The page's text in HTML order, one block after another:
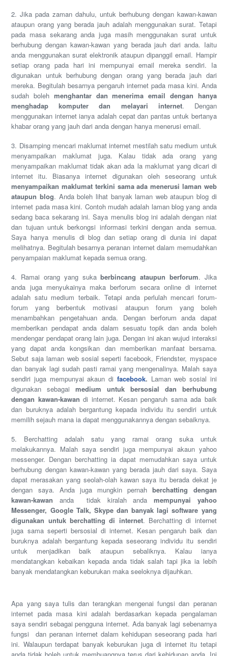
2. Jika pada zaman dahulu, untuk berhubung dengan kawan-kawan
ataupun orang yang berada jauh adalah menggunakan surat. Tetapi
pada masa sekarang anda juga masih menggunakan surat untuk
berhubung dengan kawan-kawan yang berada jauh dari anda. Iaitu
anda menggunakan surat elektronik ataupun dipanggil email. Hampir
setiap orang pada hari ini mempunyai email mereka sendiri. Ia
digunakan untuk berhubung dengan orang yang berada jauh dari
mereka. Begitulah besarnya pengaruh internet pada masa kini. Anda
sudah boleh menghantar dan menerima email dengan hanya
menghadap komputer dan melayari internet. Dengan
menggunakan internet ianya adalah cepat dan pantas untuk bertanya
khabar orang yang jauh dari anda dengan hanya menerusi email.
3. Disamping mencari maklumat internet mestilah satu medium untuk
menyampaikan maklumat juga. Kalau tidak ada orang yang
menyampaikan maklumat tidak akan ada la maklumat yang dicari di
internet itu. Biasanya internet digunakan oleh seseorang untuk
menyampaikan maklumat terkini sama ada menerusi laman web
ataupun blog. Anda boleh lihat banyak laman web ataupun blog di
internet pada masa kini. Contoh mudah adalah laman blog yang anda
sedang baca sekarang ini. Saya menulis blog ini adalah dengan niat
dan tujuan untuk berkongsi informasi terkini dengan anda semua.
Saya hanya menulis di blog dan setiap orang di dunia ini dapat
melihatnya. Begitulah besarnya peranan internet dalam memudahkan
penyampaian maklumat kepada semua orang.
4. Ramai orang yang sukaberbincang ataupun berforum. Jika
anda juga menyukainya maka berforum secara online di internet
adalah satu medium terbaik. Tetapi anda perlulah mencari forum-
forum yang berbentuk motivasi ataupun forum yang boleh
menambahkan pengetahuan anda. Dengan berforum anda dapat
memberikan pendapat anda dalam sesuatu topik dan anda boleh
mendengar pendapat orang lain juga. Dengan ini akan wujud interaksi
yang dapat anda kongsikan dan memberikan manfaat bersama.
Sebut saja laman web sosial seperti facebook, Friendster, myspace
dan banyak lagi sudah pasti ramai yang mengenalinya. Malah saya
sendiri juga mempunyai akaun di facebook. Laman web sosial ini
digunakan sebagaimedium untuk bersosial dan berhubung
dengan kawan-kawan di internet. Kesan pengaruh sama ada baik
dan buruknya adalah bergantung kepada individu itu sendiri untuk
memilih sejauh mana ia dapat menggunakannya dengan sebaiknya.
5. Berchatting adalah satu yang ramai orang suka untuk
melakukannya. Malah saya sendiri juga mempunyai akaun yahoo
messenger. Dengan berchatting ia dapat memudahkan saya untuk
berhubung dengan kawan-kawan yang berada jauh dari saya. Saya
dapat merasakan yang seolah-olah kawan saya itu berada dekat je
dengan saya. Anda juga mungkin pernahberchatting dengan
kawan-kawananda tidak kiralah andamempunyai yahoo
Messenger, Google Talk, Skype dan banyak lagi software yang
digunakan untuk berchatting di internet. Berchatting di internet
juga sama seperti bersosial di internet. Kesan pengaruh baik dan
buruknya adalah bergantung kepada seseorang individu itu sendiri
untuk menjadikan baik ataupun sebaliknya. Kalau ianya
mendatangkan kebaikan kepada anda tidak salah tapi jika ia lebih
banyak mendatangkan keburukan maka seeloknya dijauhkan.
Apa yang saya tulis dan terangkan mengenai fungsi dan peranan
internet pada masa kini adalah berdasarkan kepada pengalaman
saya sendiri sebagai pengguna internet. Ada banyak lagi sebenarnya
fungsi dan peranan internet dalam kehidupan seseorang pada hari
ini. Walaupun terdapat banyak keburukan juga di internet itu tetapi